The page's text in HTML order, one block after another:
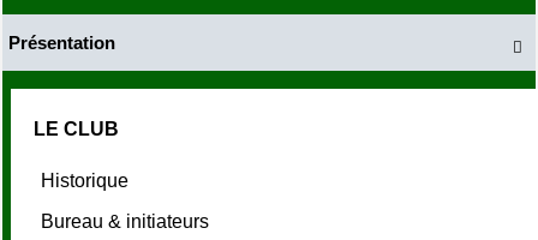

Présentation
LE CLUB
Historique
Bureau & initiateurs